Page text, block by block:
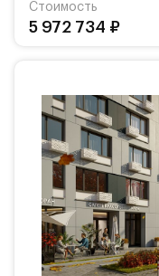
Стоимость
5 972 734 ₽